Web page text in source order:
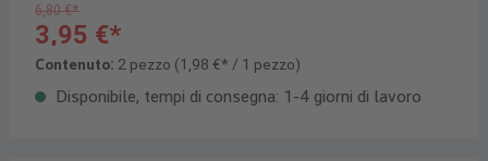
6,80 €*
3,95 €*
Contenuto: 2 pezzo (1,98 €* / 1 pezzo)
Disponibile, tempi di consegna: 1-4 giorni di lavoro